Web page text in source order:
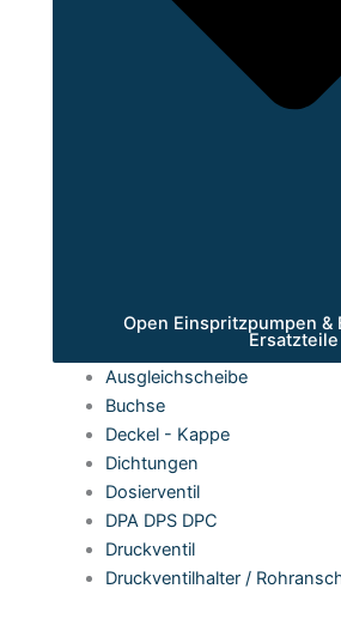
Open Einspritzpumpen &
Ersatzteile
Ausgleichscheibe
Buchse
Deckel - Kappe
Dichtungen
Dosierventil
DPA DPS DPC
Druckventil
Druckventilhalter /